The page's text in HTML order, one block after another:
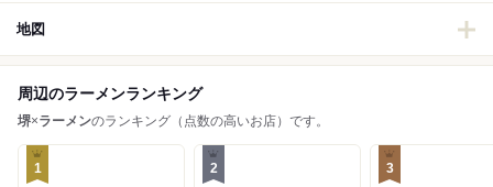
地図
周辺のラーメンランキング
堺×ラーメンのランキング（点数の高いお店）です。
1 2 3